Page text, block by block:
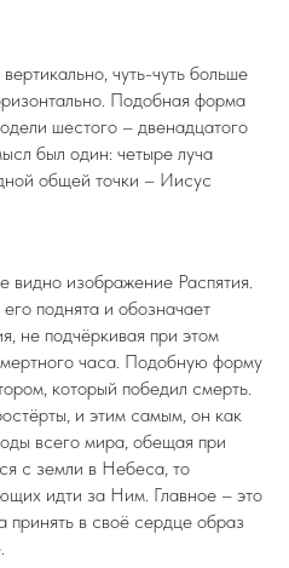
чуть-чуть больше
Подобная форма
шестого – двенадцатого
был один: четыре луча
общей точки – Иисус
видно изображение Распятия.
поднята и обозначает
не подчёркивая при этом
часа. Подобную форму
который победил смерть.
и этим самым, он как
всего мира, обещая при
с земли в Небеса, то
идти за Ним. Главное – это
принять в своё сердце образ